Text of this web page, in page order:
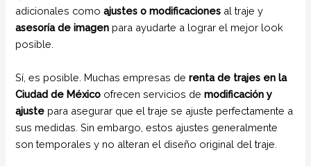
adicionales comoajustes o modificaciones al traje y
asesoría de imagen para ayudarte a lograr el mejor look
posible.
Sí, es posible. Muchas empresas derenta de trajes en la
Ciudad de México ofrecen servicios demodificación y
ajuste para asegurar que el traje se ajuste perfectamente a
sus medidas. Sin embargo, estos ajustes generalmente
son temporales y no alteran el diseño original del traje.